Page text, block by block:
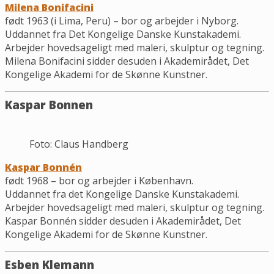
Milena Bonifacini
født 1963 (i Lima, Peru) – bor og arbejder i Nyborg.
Uddannet fra Det Kongelige Danske Kunstakademi.
Arbejder hovedsageligt med maleri, skulptur og tegning.
Milena Bonifacini sidder desuden i Akademirådet, Det
Kongelige Akademi for de Skønne Kunstner.
Kaspar Bonnen
Foto: Claus Handberg
Kaspar Bonnén
født 1968 – bor og arbejder i København.
Uddannet fra det Kongelige Danske Kunstakademi.
Arbejder hovedsageligt med maleri, skulptur og tegning.
Kaspar Bonnén sidder desuden i Akademirådet, Det
Kongelige Akademi for de Skønne Kunstner.
Esben Klemann